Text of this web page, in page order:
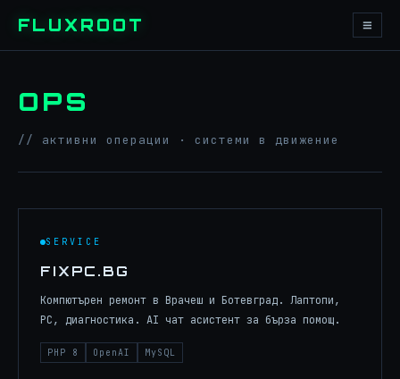
FLUXROOT ≡
OPS
// активни операции · системи в движение
SERVICE
FIXPC.BG
Компютърен ремонт в Врачеш и Ботевград. Лаптопи,
PC, диагностика. AI чат асистент за бърза помощ.
PHP 8 OpenAI MySQL